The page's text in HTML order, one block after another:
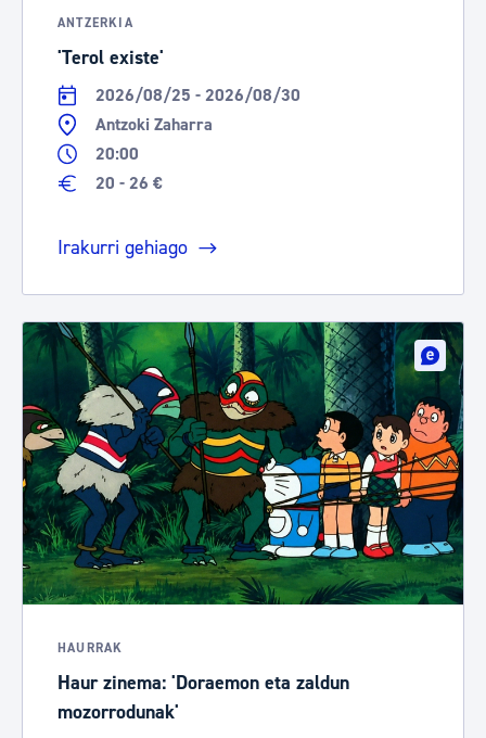
ANTZERKIA
'Terol existe'
2026/08/25 - 2026/08/30
Antzoki Zaharra
20:00
20 - 26 €
Irakurri gehiago
HAURRAK
Haur zinema: 'Doraemon eta zaldun
mozorrodunak'